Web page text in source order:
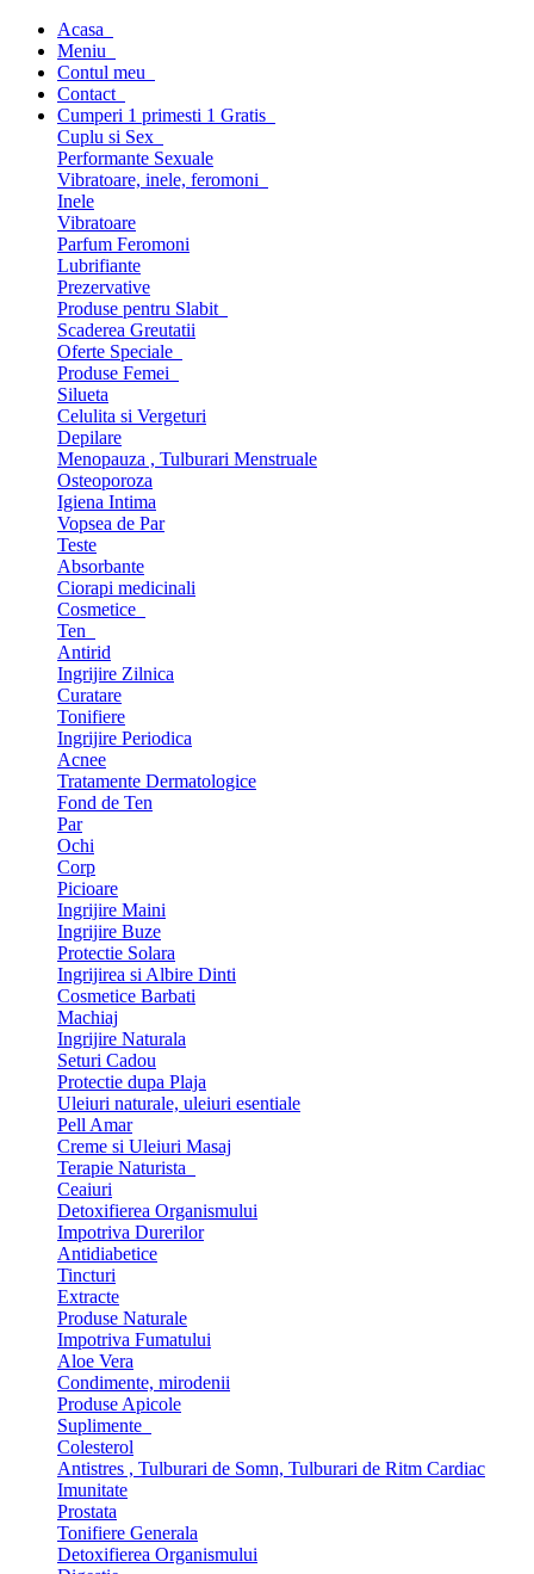
Acasa
Meniu
Contul meu
Contact
Cumperi 1 primesti 1 Gratis
Cuplu si Sex
Performante Sexuale
Vibratoare, inele, feromoni
Inele
Vibratoare
Parfum Feromoni
Lubrifiante
Prezervative
Produse pentru Slabit
Scaderea Greutatii
Oferte Speciale
Produse Femei
Silueta
Celulita si Vergeturi
Depilare
Menopauza , Tulburari Menstruale
Osteoporoza
Igiena Intima
Vopsea de Par
Teste
Absorbante
Ciorapi medicinali
Cosmetice
Ten
Antirid
Ingrijire Zilnica
Curatare
Tonifiere
Ingrijire Periodica
Acnee
Tratamente Dermatologice
Fond de Ten
Par
Ochi
Corp
Picioare
Ingrijire Maini
Ingrijire Buze
Protectie Solara
Ingrijirea si Albire Dinti
Cosmetice Barbati
Machiaj
Ingrijire Naturala
Seturi Cadou
Protectie dupa Plaja
Uleiuri naturale, uleiuri esentiale
Pell Amar
Creme si Uleiuri Masaj
Terapie Naturista
Ceaiuri
Detoxifierea Organismului
Impotriva Durerilor
Antidiabetice
Tincturi
Extracte
Produse Naturale
Impotriva Fumatului
Aloe Vera
Condimente, mirodenii
Produse Apicole
Suplimente
Colesterol
Antistres , Tulburari de Somn, Tulburari de Ritm Cardiac
Imunitate
Prostata
Tonifiere Generala
Detoxifierea Organismului